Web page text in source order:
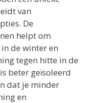
van
De
helpt om
de winter en
tegen hitte in de
beter geïsoleerd
dat je minder
en